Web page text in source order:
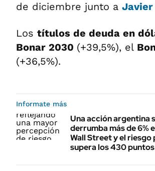
de diciembre junto a
Los títulos de deuda en
Bonar 2030 (+39,5%), el
(+36,5%).
Informate más
Una acción argentina
derrumba más de 6%
Wall Street y el riesgo
supera los 430 puntos